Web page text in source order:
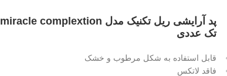
پد آرایشی ریل تکنیک مدل miracle complextion
تک عددی
قابل استفاده به شکل مرطوب و خشک
فاقد لاتکس